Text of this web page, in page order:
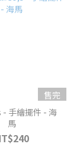
售完
手繪擺件 - 海
馬